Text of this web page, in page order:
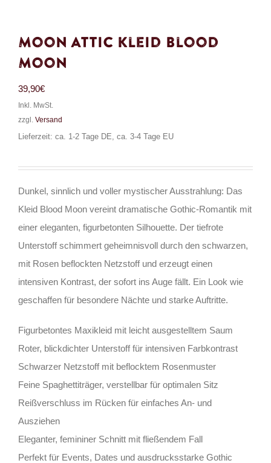
Moon Attic Kleid Blood
Moon
39,90€
Inkl. MwSt.
zzgl. Versand
Lieferzeit: ca. 1-2 Tage DE, ca. 3-4 Tage EU
Dunkel, sinnlich und voller mystischer Ausstrahlung: Das
Kleid Blood Moon vereint dramatische Gothic-Romantik mit
einer eleganten, figurbetonten Silhouette. Der tiefrote
Unterstoff schimmert geheimnisvoll durch den schwarzen,
mit Rosen beflockten Netzstoff und erzeugt einen
intensiven Kontrast, der sofort ins Auge fällt. Ein Look wie
geschaffen für besondere Nächte und starke Auftritte.
Figurbetontes Maxikleid mit leicht ausgestelltem Saum
Roter, blickdichter Unterstoff für intensiven Farbkontrast
Schwarzer Netzstoff mit beflocktem Rosenmuster
Feine Spaghettiträger, verstellbar für optimalen Sitz
Reißverschluss im Rücken für einfaches An- und
Ausziehen
Eleganter, femininer Schnitt mit fließendem Fall
Perfekt für Events, Dates und ausdrucksstarke Gothic